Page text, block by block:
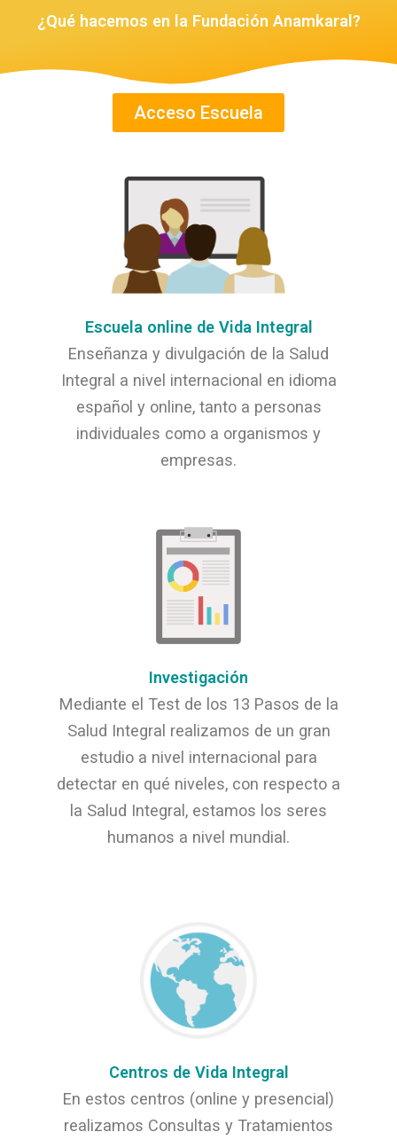
¿Qué hacemos en la Fundación Anamkaral?
Acceso Escuela
Escuela online de Vida Integral
​ Enseñanza y divulgación de la Salud
Integral a nivel internacional en idioma
español y online, tanto a personas
individuales como a organismos y
empresas .
Investigación
Mediante ​ el Test de los 13 Pasos de la
Salud Integral realizamos de un gran
estudio a nivel internacional para
detectar en qué niveles, con respecto a
la Salud Integral, estamos los seres
humanos a nivel mundial.
Centros de Vida Integral
En estos centros (online y presencial)
realizamos Consultas y Tratamientos